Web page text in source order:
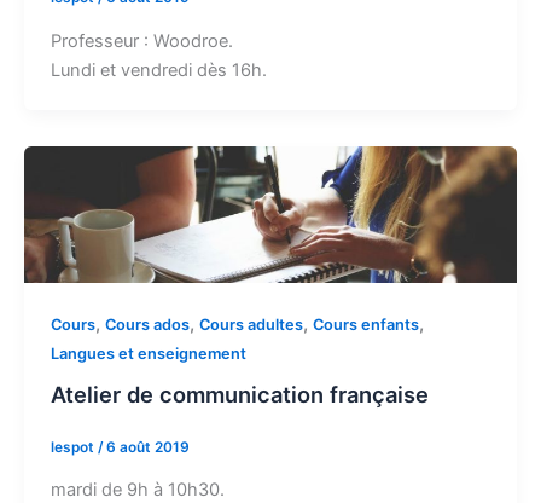
Professeur : Woodroe.
Lundi et vendredi dès 16h.
Cours, Cours ados, Cours adultes, Cours enfants,
Langues et enseignement
Atelier de communication française
lespot /6 août 2019
mardi de 9h à 10h30.